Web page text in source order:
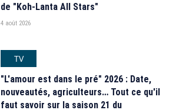
de "Koh-Lanta All Stars"
4 août 2026
TV
"L'amour est dans le pré" 2026 : Date,
nouveautés, agriculteurs… Tout ce qu'il
faut savoir sur la saison 21 du